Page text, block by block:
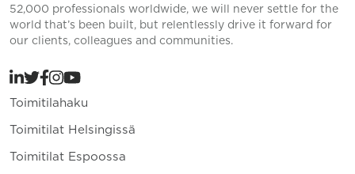
52,000 professionals worldwide, we will never settle for the
world that’s been built, but relentlessly drive it forward for
our clients, colleagues and communities.
Toimitilahaku
Toimitilat Helsingissä
Toimitilat Espoossa